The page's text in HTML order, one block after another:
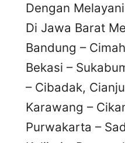
Dengan
Di Jawa Barat
Bandung –
Bekasi –
– Cibadak,
Karawang –
Purwakarta –